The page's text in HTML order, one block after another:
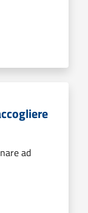
ad